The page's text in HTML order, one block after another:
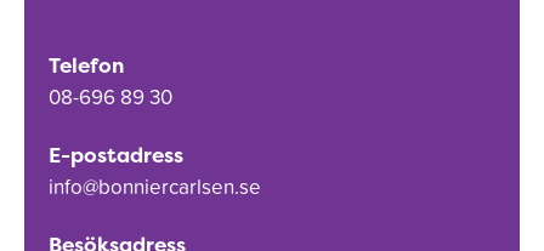
Telefon
08-696 89 30
E-postadress
info@bonniercarlsen.se
Besöksadress